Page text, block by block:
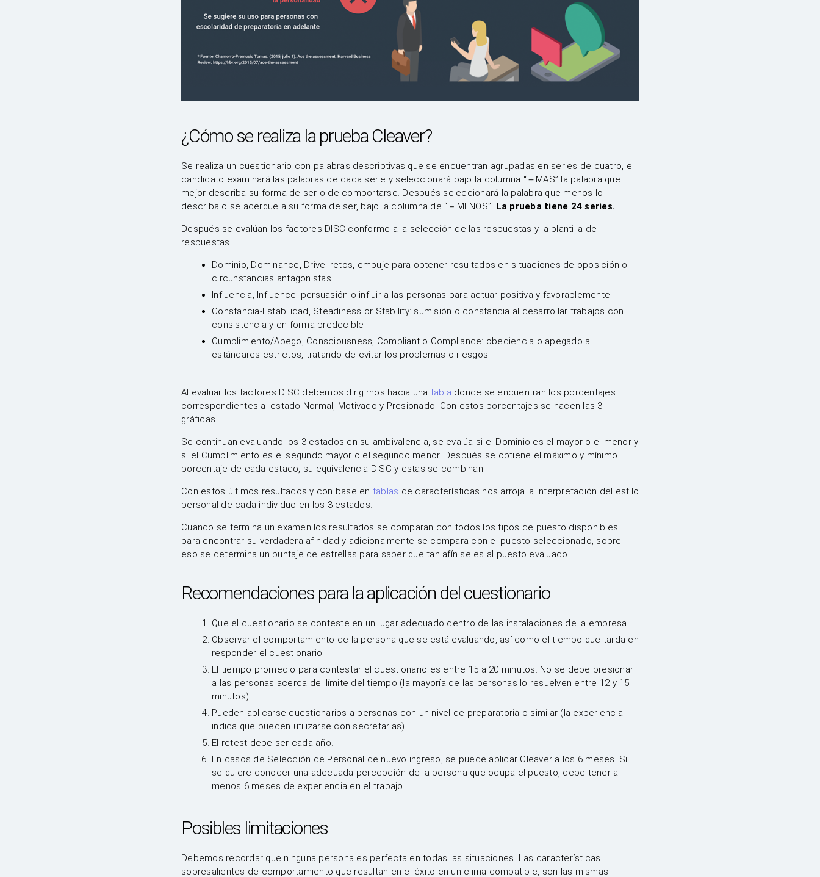
¿Cómo se realiza la prueba Cleaver?
Se realiza un cuestionario con palabras descriptivas que se encuentran agrupadas en series de cuatro, el
candidato examinará las palabras de cada serie y seleccionará bajo la columna “＋MAS” la palabra que
mejor describa su forma de ser o de comportarse. Después seleccionará la palabra que menos lo
describa o se acerque a su forma de ser, bajo la columna de “－MENOS”. La prueba tiene 24 series.
Después se evalúan los factores DISC conforme a la selección de las respuestas y la plantilla de
respuestas.
Dominio, Dominance, Drive: retos, empuje para obtener resultados en situaciones de oposición o
circunstancias antagonistas.
Influencia, Influence: persuasión o influir a las personas para actuar positiva y favorablemente.
Constancia-Estabilidad, Steadiness or Stability: sumisión o constancia al desarrollar trabajos con
consistencia y en forma predecible.
Cumplimiento/Apego, Consciousness, Compliant o Compliance: obediencia o apegado a
estándares estrictos, tratando de evitar los problemas o riesgos.
Al evaluar los factores DISC debemos dirigirnos hacia una tabla donde se encuentran los porcentajes
correspondientes al estado Normal, Motivado y Presionado. Con estos porcentajes se hacen las 3
gráficas.
Se continuan evaluando los 3 estados en su ambivalencia, se evalúa si el Dominio es el mayor o el menor y
si el Cumplimiento es el segundo mayor o el segundo menor. Después se obtiene el máximo y mínimo
porcentaje de cada estado, su equivalencia DISC y estas se combinan.
Con estos últimos resultados y con base en tablas de características nos arroja la interpretación del estilo
personal de cada individuo en los 3 estados.
Cuando se termina un examen los resultados se comparan con todos los tipos de puesto disponibles
para encontrar su verdadera afinidad y adicionalmente se compara con el puesto seleccionado, sobre
eso se determina un puntaje de estrellas para saber que tan afín se es al puesto evaluado.
Recomendaciones para la aplicación del cuestionario
Que el cuestionario se conteste en un lugar adecuado dentro de las instalaciones de la empresa.
Observar el comportamiento de la persona que se está evaluando, así como el tiempo que tarda en
responder el cuestionario.
El tiempo promedio para contestar el cuestionario es entre 15 a 20 minutos. No se debe presionar
a las personas acerca del límite del tiempo (la mayoría de las personas lo resuelven entre 12 y 15
minutos).
Pueden aplicarse cuestionarios a personas con un nivel de preparatoria o similar (la experiencia
indica que pueden utilizarse con secretarias).
El retest debe ser cada año.
En casos de Selección de Personal de nuevo ingreso, se puede aplicar Cleaver a los 6 meses. Si
se quiere conocer una adecuada percepción de la persona que ocupa el puesto, debe tener al
menos 6 meses de experiencia en el trabajo.
Posibles limitaciones
Debemos recordar que ninguna persona es perfecta en todas las situaciones. Las características
sobresalientes de comportamiento que resultan en el éxito en un clima compatible, son las mismas